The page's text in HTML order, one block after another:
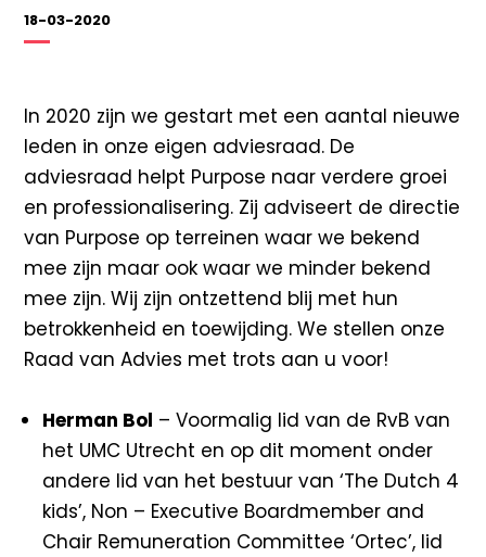
18-03-2020
In 2020 zijn we gestart met een aantal nieuwe
leden in onze eigen adviesraad. De
adviesraad helpt Purpose naar verdere groei
en professionalisering. Zij adviseert de directie
van Purpose op terreinen waar we bekend
mee zijn maar ook waar we minder bekend
mee zijn. Wij zijn ontzettend blij met hun
betrokkenheid en toewijding. We stellen onze
Raad van Advies met trots aan u voor!
Herman Bol –Voormalig lid van de RvB van
het UMC Utrecht en op dit moment onder
andere lid van het bestuur van ‘The Dutch 4
kids’, Non – Executive Boardmember and
Chair Remuneration Committee ‘Ortec’, lid